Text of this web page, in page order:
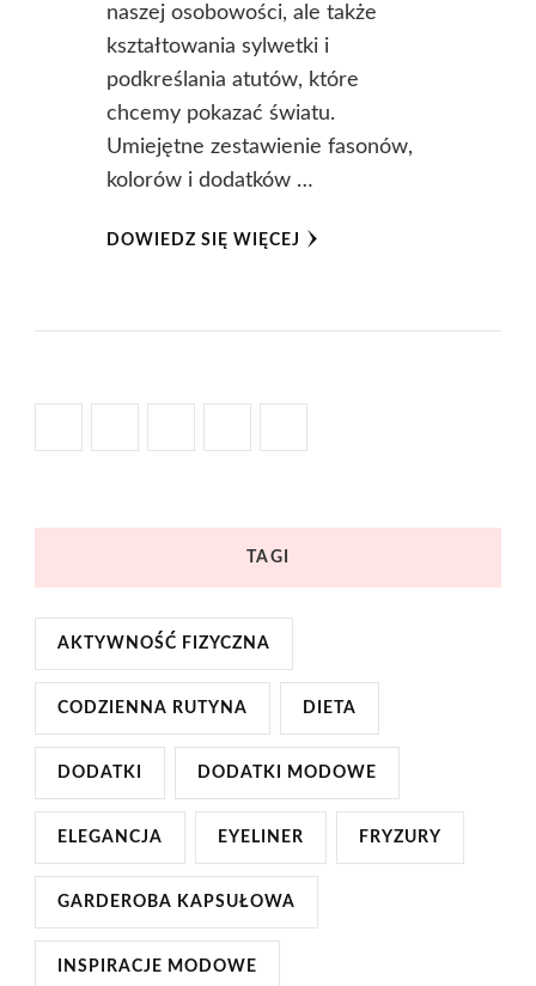
naszej osobowości, ale także
kształtowania sylwetki i
podkreślania atutów, które
chcemy pokazać światu.
Umiejętne zestawienie fasonów,
kolorów i dodatków …
DOWIEDZ SIĘ WIĘCEJ
TAGI
AKTYWNOŚĆ FIZYCZNA
CODZIENNA RUTYNA DIETA
DODATKI DODATKI MODOWE
ELEGANCJA EYELINER FRYZURY
GARDEROBA KAPSUŁOWA
INSPIRACJE MODOWE